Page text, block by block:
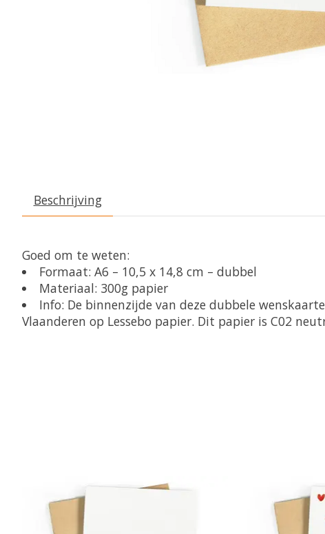
Beschrijving
Goed om te weten:
Formaat: A6 – 10,5 x 14,8 cm – dubbel
Materiaal: 300g papier
Info: De binnenzijde van deze dubbele
Vlaanderen op Lessebo papier. Dit papier is C02
Items van productcarrousel